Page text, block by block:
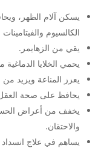
يسكن آلام الظهر،
الكالسيوم
يقي من الزهايمر.
يحمي الخلايا
يعزز المناعة ويزيد من
يحافظ على صحة
يخفف من أعراض
والاحتقان.
يساهم في علاج